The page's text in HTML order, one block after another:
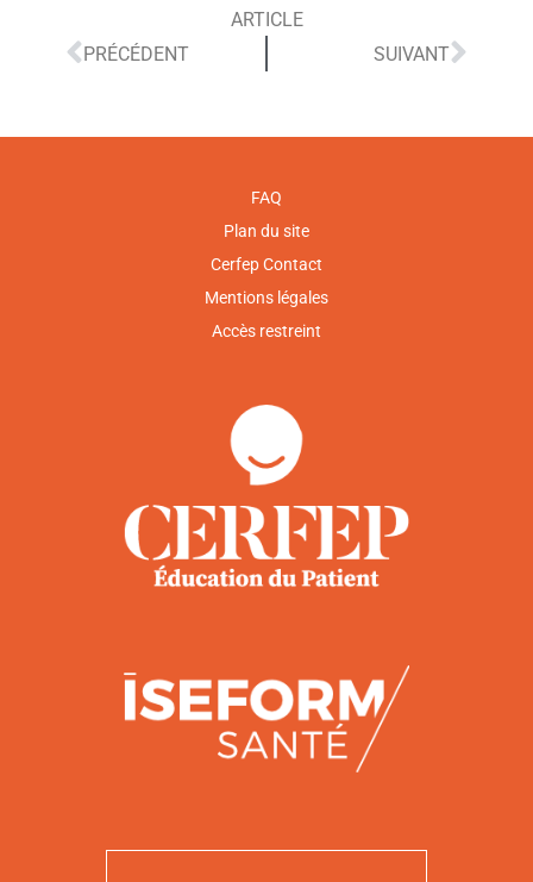
ARTICLE
PRÉCÉDENT
SUIVANT
FAQ
Plan du site
Cerfep Contact
Mentions légales
Accès restreint